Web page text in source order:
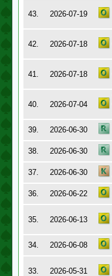
43. 2026-07-19
42. 2026-07-18
41. 2026-07-18
40. 2026-07-04
39. 2026-06-30
38.
2026-06-30
37.
2026-06-30
36.
2026-06-22
35. 2026-06-13
34. 2026-06-08
33. 2026-05-31